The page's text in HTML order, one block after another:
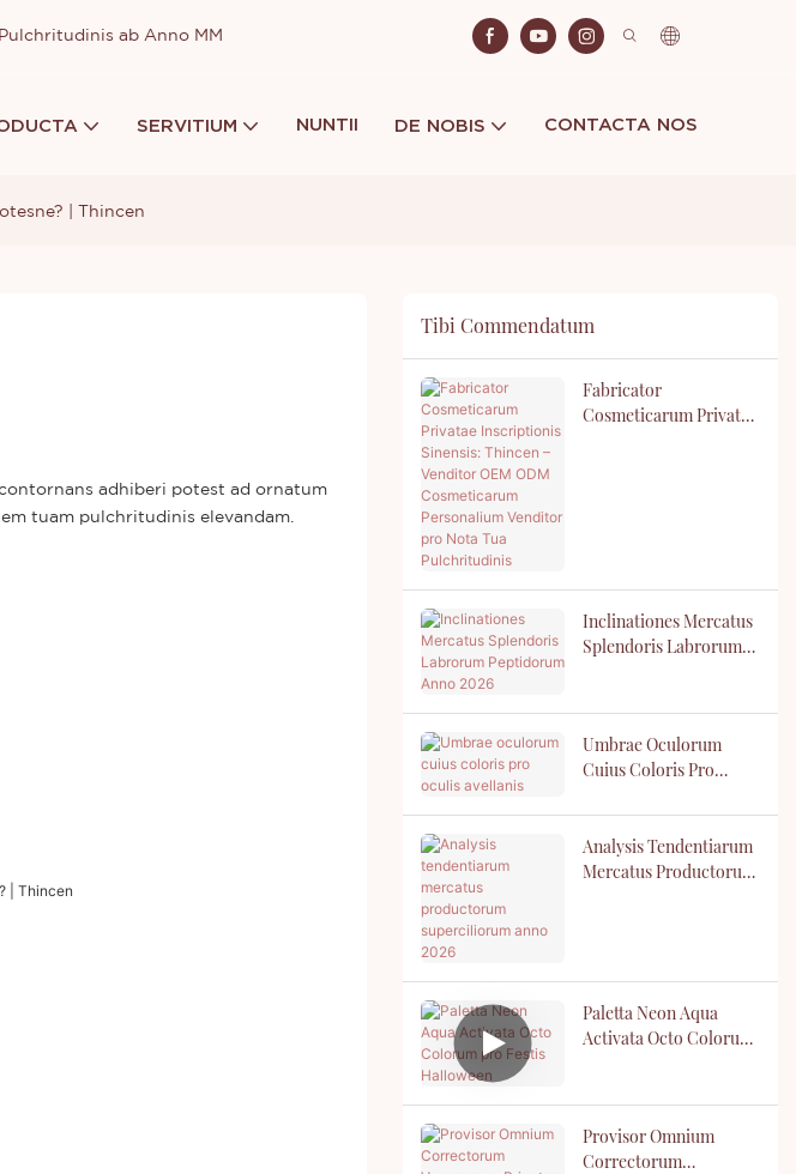
ab Anno MM
SERVITIUM NUNTII DE NOBIS CONTACTA NOS
| Thincen
adhiberi potest ad ornatum
tuam pulchritudinis elevandam.
Tibi Commendatum
Fabricator
Cosmeticarum Privatae
Pulchritudinis
Inclinationes Mercatus
Splendoris Labrorum
Umbrae Oculorum
Cuius Coloris Pro
Analysis Tendentiarum
Mercatus Productorum
Paletta Neon Aqua
Activata Octo Colorum
Provisor Omnium
Correctorum